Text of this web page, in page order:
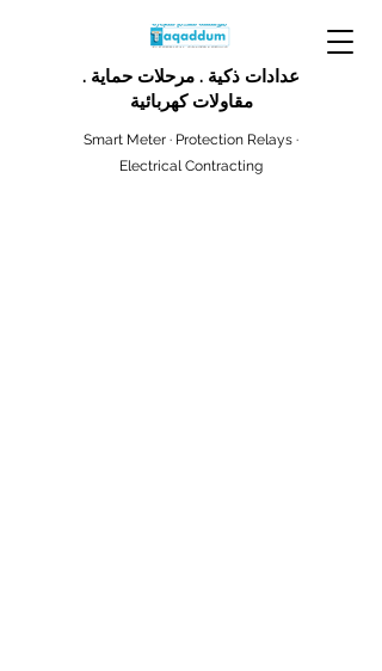
عدادات ذكية . مرحلات حماية .
مقاولات كهربائية
Smart Meter · Protection Relays ·
Electrical Contracting